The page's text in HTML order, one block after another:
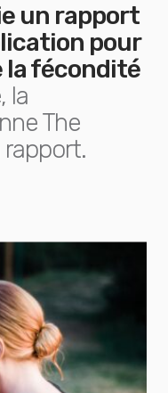
un rapport
pour
la fécondité
la
The
rapport.